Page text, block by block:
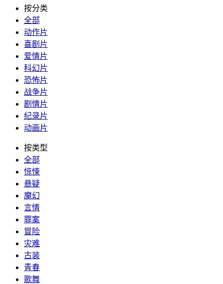
按分类
全部
动作片
喜剧片
爱情片
科幻片
恐怖片
战争片
剧情片
纪录片
动画片
按类型
全部
惊悚
悬疑
魔幻
言情
罪案
冒险
灾难
古装
青春
歌舞